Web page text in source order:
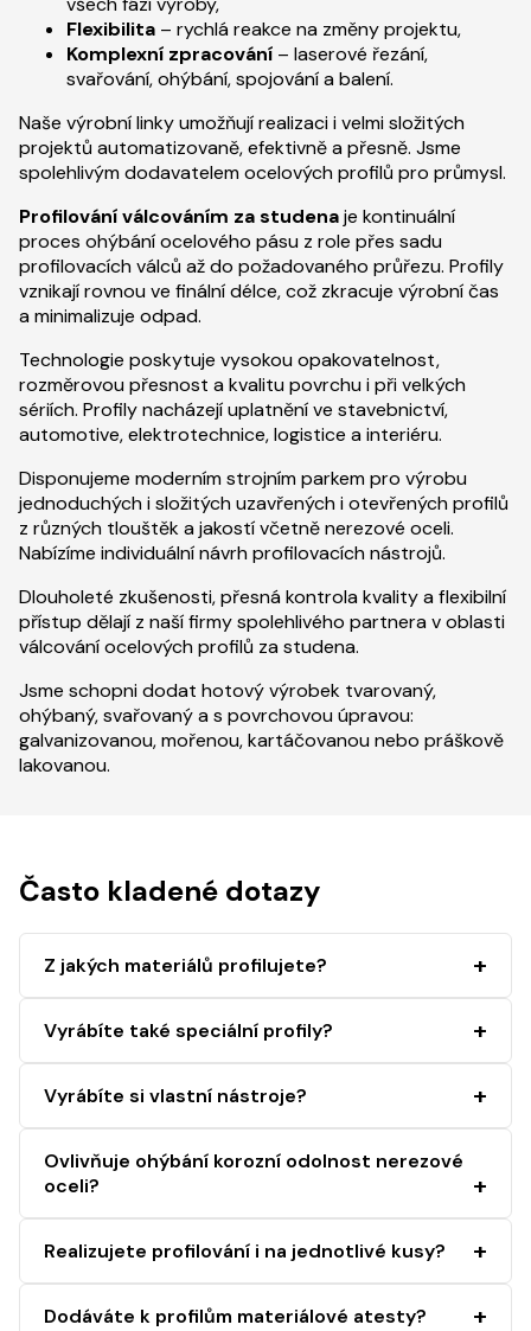
Flexibilita – rychlá reakce na změny projektu,
Komplexní zpracování – laserové řezání,
svařování, ohýbání, spojování a balení.
Naše výrobní linky umožňují realizaci i velmi složitých
projektů automatizovaně, efektivně a přesně. Jsme
spolehlivým dodavatelem ocelových profilů pro průmysl.
Profilování válcováním za studenaje kontinuální
proces ohýbání ocelového pásu z role přes sadu
profilovacích válců až do požadovaného průřezu. Profily
vznikají rovnou ve finální délce, což zkracuje výrobní čas
a minimalizuje odpad.
Technologie poskytuje vysokou opakovatelnost,
rozměrovou přesnost a kvalitu povrchu i při velkých
sériích. Profily nacházejí uplatnění ve stavebnictví,
automotive, elektrotechnice, logistice a interiéru.
Disponujeme moderním strojním parkem pro výrobu
jednoduchých i složitých uzavřených i otevřených profilů
z různých tlouštěk a jakostí včetně nerezové oceli.
Nabízíme individuální návrh profilovacích nástrojů.
Dlouholeté zkušenosti, přesná kontrola kvality a flexibilní
přístup dělají z naší firmy spolehlivého partnera v oblasti
válcování ocelových profilů za studena.
Jsme schopni dodat hotový výrobek tvarovaný,
ohýbaný, svařovaný a s povrchovou úpravou:
galvanizovanou, mořenou, kartáčovanou nebo práškově
lakovanou.
Často kladené dotazy
Z jakých materiálů profilujete?
Vyrábíte také speciální profily?
Vyrábíte si vlastní nástroje?
Ovlivňuje ohýbání korozní odolnost nerezové
oceli?
Realizujete profilování i na jednotlivé kusy?
Dodáváte k profilům materiálové atesty?